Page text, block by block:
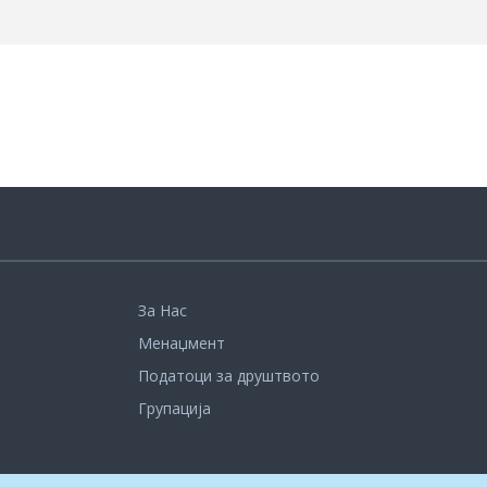
За Нас
Менаџмент
Податоци за друштвото
Групација